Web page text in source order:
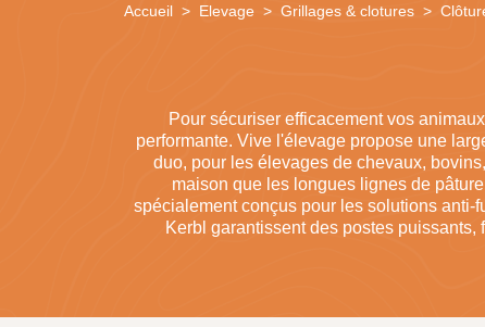
Accueil Elevage Grillages & clotures
Pour sécuriser efficacement vos
performante. Vive l'élevage propose une
duo, pour les élevages de chevaux,
maison que les longues lignes de
spécialement conçus pour les solutions
Kerbl garantissent des postes
disponibles dans la gamme.